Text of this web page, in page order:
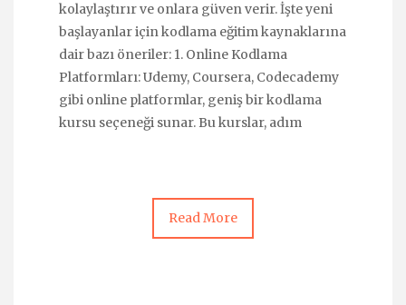
kolaylaştırır ve onlara güven verir. İşte yeni
başlayanlar için kodlama eğitim kaynaklarına
dair bazı öneriler: 1. Online Kodlama
Platformları: Udemy, Coursera, Codecademy
gibi online platformlar, geniş bir kodlama
kursu seçeneği sunar. Bu kurslar, adım
Read More